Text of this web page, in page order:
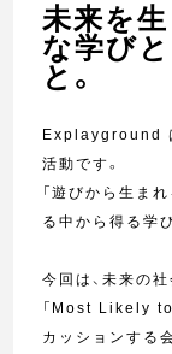
未来を
な学び
と。
Explayground
活動です。
「遊びから生ま
る中から得る学
今回は、未来の
「Most Likely
カッションする